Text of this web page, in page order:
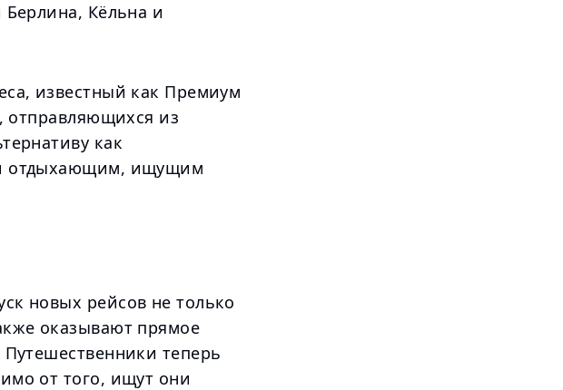
Берлина, Кёльна и
известный как Премиум
отправляющихся из
как
отдыхающим, ищущим
новых рейсов не только
оказывают прямое
теперь
от того, ищут они